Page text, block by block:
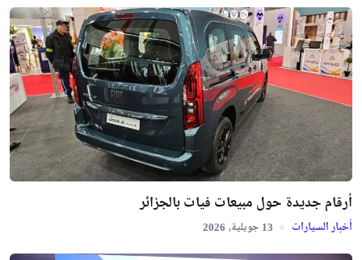
أرقام جديدة حول مبيعات فيات بالجزائر
أخبار السيارات 13 جويلية, 2026